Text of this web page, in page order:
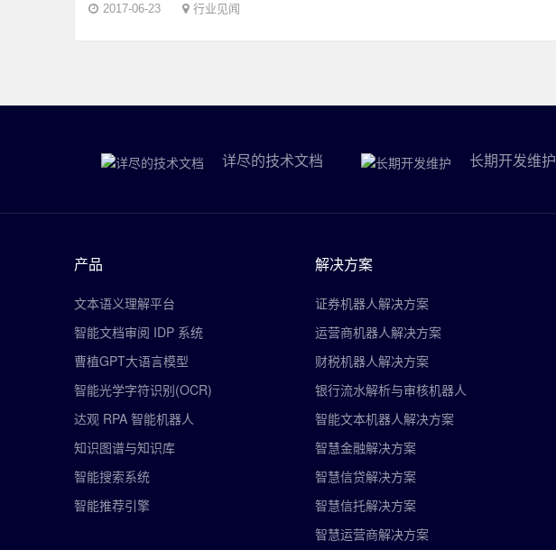
2017-06-23 行业见闻
详尽的技术文档 长期开发维护
产品
文本语义理解平台
智能文档审阅 IDP 系统
曹植GPT大语言模型
智能光学字符识别(OCR)
达观 RPA 智能机器人
知识图谱与知识库
智能搜索系统
智能推荐引擎
解决方案
证券机器人解决方案
运营商机器人解决方案
财税机器人解决方案
银行流水解析与审核机器人
智能文本机器人解决方案
智慧金融解决方案
智慧信贷解决方案
智慧信托解决方案
智慧运营商解决方案